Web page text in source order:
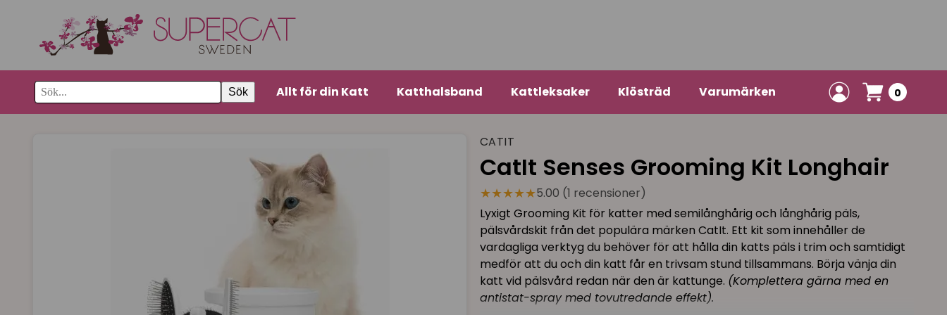
Sök Allt för din Katt Katthalsband Kattleksaker Klösträd Varumärken 0
CATIT
CatIt Senses Grooming Kit Longhair
★★★★★5.00 (1 recensioner)
Lyxigt Grooming Kit för katter med semilånghårig och långhårig päls,
pälsvårdskit från det populära märken CatIt. Ett kit som innehåller de
vardagliga verktyg du behöver för att hålla din katts päls i trim och samtidigt
medför att du och din katt får en trivsam stund tillsammans. Börja vänja din
katt vid pälsvård redan när den är kattunge. (Komplettera gärna med en
antistat-spray med tovutredande effekt).